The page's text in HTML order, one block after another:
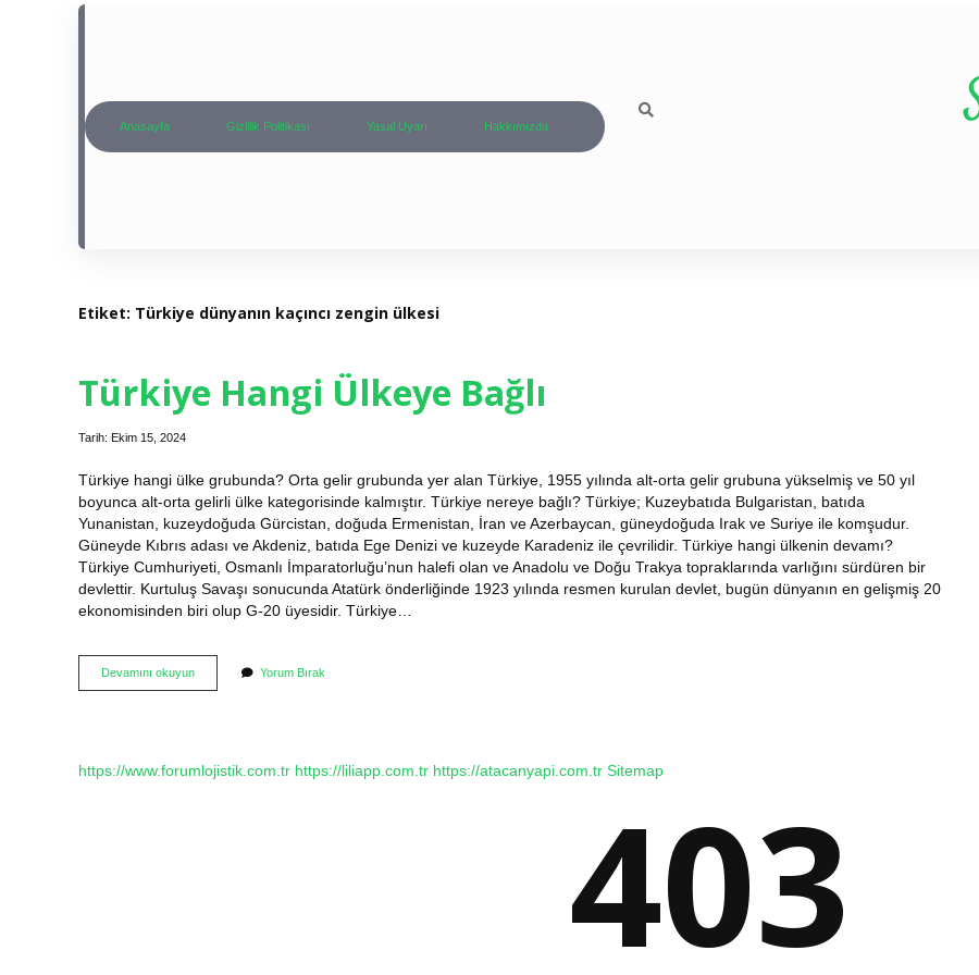
Anasayfa Gizlilik Politikası Yasal Uyarı Hakkımızda
Etiket: Türkiye dünyanın kaçıncı zengin ülkesi
Türkiye Hangi Ülkeye Bağlı
Tarih: Ekim 15, 2024
Türkiye hangi ülke grubunda? Orta gelir grubunda yer alan Türkiye, 1955 yılında alt-orta gelir grubuna yükselmiş ve 50 yıl
boyunca alt-orta gelirli ülke kategorisinde kalmıştır. Türkiye nereye bağlı? Türkiye; Kuzeybatıda Bulgaristan, batıda
Yunanistan, kuzeydoğuda Gürcistan, doğuda Ermenistan, İran ve Azerbaycan, güneydoğuda Irak ve Suriye ile komşudur.
Güneyde Kıbrıs adası ve Akdeniz, batıda Ege Denizi ve kuzeyde Karadeniz ile çevrilidir. Türkiye hangi ülkenin devamı?
Türkiye Cumhuriyeti, Osmanlı İmparatorluğu’nun halefi olan ve Anadolu ve Doğu Trakya topraklarında varlığını sürdüren bir
devlettir. Kurtuluş Savaşı sonucunda Atatürk önderliğinde 1923 yılında resmen kurulan devlet, bugün dünyanın en gelişmiş 20
ekonomisinden biri olup G-20 üyesidir. Türkiye…
Devamını okuyunTürkiye
Hangi
Yorum Bırak
https://www.forumlojistik.com.tr https://liliapp.com.tr https://atacanyapi.com.tr Sitemap
403